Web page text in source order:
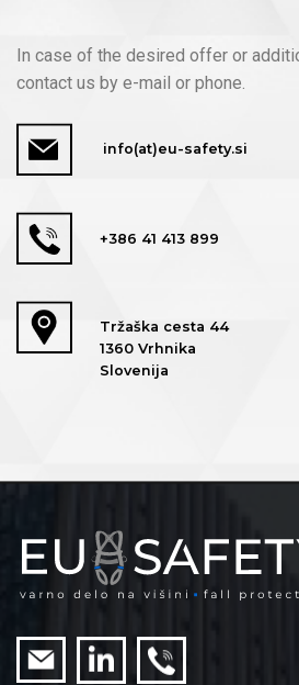
In case of the desired offer or
contact us by e-mail or phone.
info(at)eu-safety.si
+386 41 413 899
Tržaška cesta 44
1360 Vrhnika
Slovenija